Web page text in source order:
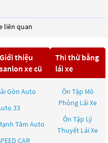
liên quan
Giới thiệu
sanlon xe cũ
Gòn Auto
33
Tâm Auto
CAR
Thi thử bằng
lái xe
Ôn Tập Mô
Phỏng Lái Xe
Ôn Tập Lý
Thuyết Lái Xe